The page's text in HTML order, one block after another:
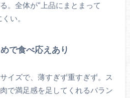
。全体が“上品にまとまって
い。
で食べ応えあり
イズで、薄すぎず重すぎず。ス
で満足感を足してくれるバラン